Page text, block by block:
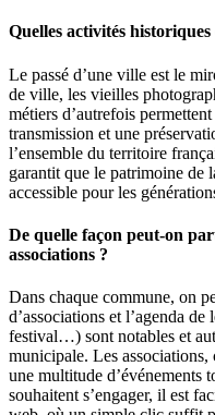
Quelles activités
Le passé d’une ville est le
de ville, les vieilles
métiers d’autrefois
transmission et une
l’ensemble du territoire
garantit que le patrimoine de
accessible pour les
De quelle façon peut-on
associations ?
Dans chaque commune, on
d’associations et l’agenda
festival…) sont notables et
municipale. Les
une multitude d’événements
souhaitent s’engager, il est